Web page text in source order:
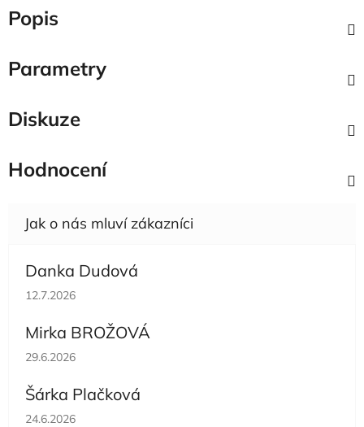
Popis
Parametry
Diskuze
Hodnocení
Danka Dudová
Hodnocení obchodu je 5 z 5 hvězdiček.
12.7.2026
Mirka BROŽOVÁ
Hodnocení obchodu je 5 z 5 hvězdiček.
29.6.2026
Šárka Plačková
Hodnocení obchodu je 5 z 5 hvězdiček.
24.6.2026